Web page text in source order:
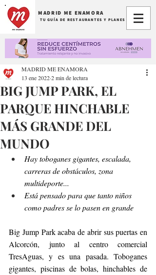
MADRID ME ENAMORA
TU GUÍA DE RESTAURANTES Y PLANES
BIG JUMP PARK, EL
PARQUE HINCHABLE
MÁS GRANDE DEL
MUNDO
MADRID ME ENAMORA
13 ene 20222 min de lectura
Hay toboganes gigantes, escalada,
carreras de obstáculos, zona
multideporte...
Está pensado para que tanto niños
como padres se lo pasen en grande
Big Jump Park acaba de abrir sus puertas en
Alcorcón, junto al centro comercial
TresAguas, y es una pasada. Toboganes
gigantes, piscinas de bolas, hinchables de